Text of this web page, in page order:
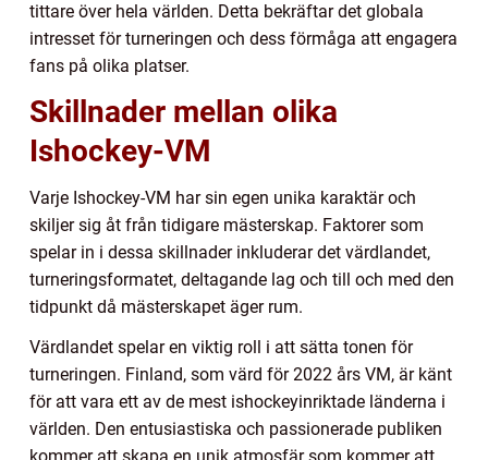
tittare över hela världen. Detta bekräftar det globala
intresset för turneringen och dess förmåga att engagera
fans på olika platser.
Skillnader mellan olika
Ishockey-VM
Varje Ishockey-VM har sin egen unika karaktär och
skiljer sig åt från tidigare mästerskap. Faktorer som
spelar in i dessa skillnader inkluderar det värdlandet,
turneringsformatet, deltagande lag och till och med den
tidpunkt då mästerskapet äger rum.
Värdlandet spelar en viktig roll i att sätta tonen för
turneringen. Finland, som värd för 2022 års VM, är känt
för att vara ett av de mest ishockeyinriktade länderna i
världen. Den entusiastiska och passionerade publiken